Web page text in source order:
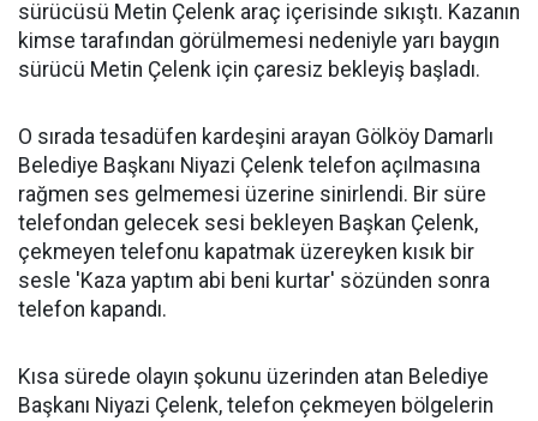
sürücüsü Metin Çelenk araç içerisinde sıkıştı. Kazanın
kimse tarafından görülmemesi nedeniyle yarı baygın
sürücü Metin Çelenk için çaresiz bekleyiş başladı.
O sırada tesadüfen kardeşini arayan Gölköy Damarlı
Belediye Başkanı Niyazi Çelenk telefon açılmasına
rağmen ses gelmemesi üzerine sinirlendi. Bir süre
telefondan gelecek sesi bekleyen Başkan Çelenk,
çekmeyen telefonu kapatmak üzereyken kısık bir
sesle 'Kaza yaptım abi beni kurtar' sözünden sonra
telefon kapandı.
Kısa sürede olayın şokunu üzerinden atan Belediye
Başkanı Niyazi Çelenk, telefon çekmeyen bölgelerin